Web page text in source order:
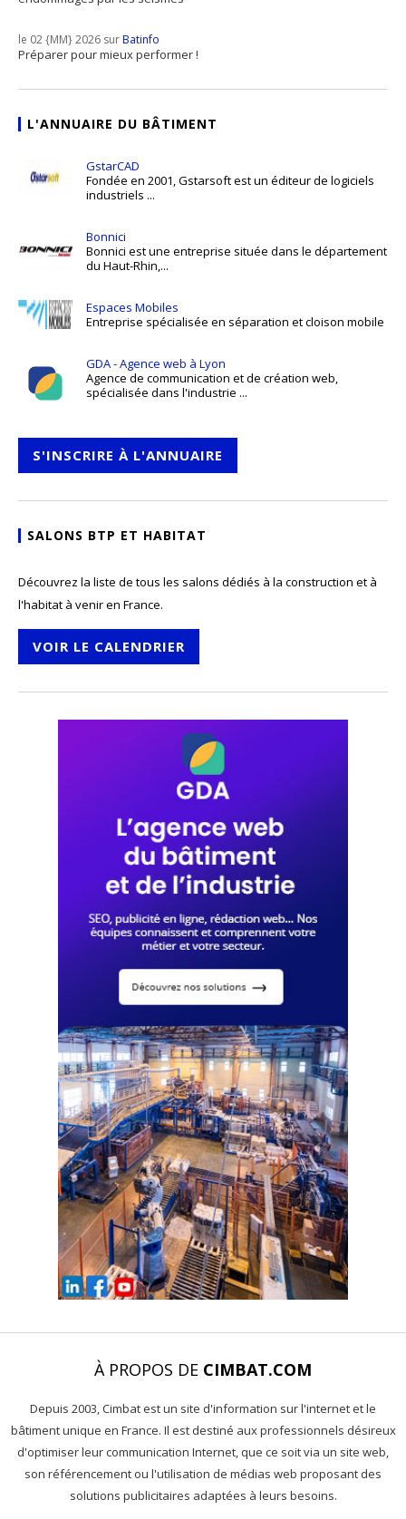
le 02 {MM} 2026 surBatinfo
Préparer pour mieux performer !
L'ANNUAIRE DU BÂTIMENT
GstarCAD
Fondée en 2001, Gstarsoft est un éditeur de logiciels
industriels ...
Bonnici
Bonnici est une entreprise située dans le département
du Haut-Rhin,...
Espaces Mobiles
Entreprise spécialisée en séparation et cloison mobile
GDA - Agence web à Lyon
Agence de communication et de création web,
spécialisée dans l'industrie ...
S'INSCRIRE À L'ANNUAIRE
SALONS BTP ET HABITAT
Découvrez la liste de tous les salons dédiés à la construction et à
l'habitat à venir en France.
VOIR LE CALENDRIER
À PROPOS DE CIMBAT.COM
Depuis 2003, Cimbat est un site d'information sur l'internet et le
bâtiment unique en France. Il est destiné aux professionnels désireux
d'optimiser leur communication Internet, que ce soit via un site web,
son référencement ou l'utilisation de médias web proposant des
solutions publicitaires adaptées à leurs besoins.